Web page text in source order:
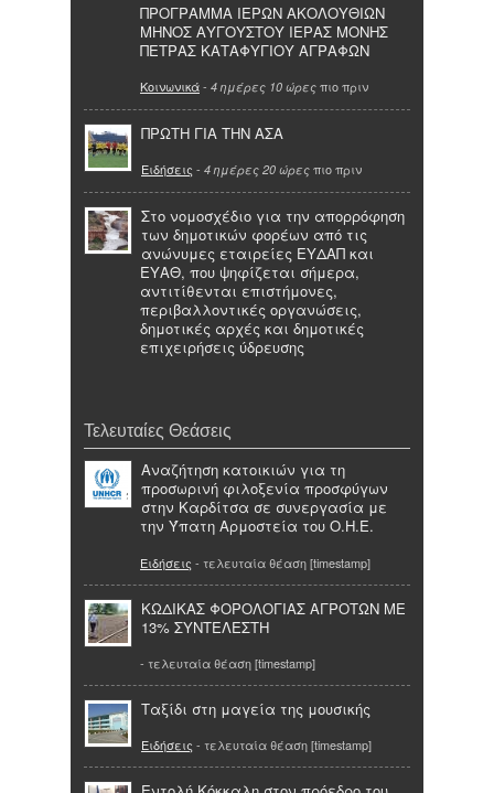
ΠΡΟΓΡΑΜΜΑ ΙΕΡΩΝ ΑΚΟΛΟΥΘΙΩΝ
ΜΗΝΟΣ ΑΥΓΟΥΣΤΟΥ ΙΕΡΑΣ ΜΟΝΗΣ
ΠΕΤΡΑΣ ΚΑΤΑΦΥΓΙΟΥ ΑΓΡΑΦΩΝ
Κοινωνικά- 4 ημέρες 10 ώρες πιο πριν
ΠΡΩΤΗ ΓΙΑ ΤΗΝ ΑΣΑ
Ειδήσεις - 4 ημέρες 20 ώρες πιο πριν
Στο νομοσχέδιο για την απορρόφηση
των δημοτικών φορέων από τις
ανώνυμες εταιρείες ΕΥΔΑΠ και
ΕΥΑΘ, που ψηφίζεται σήμερα,
αντιτίθενται επιστήμονες,
περιβαλλοντικές οργανώσεις,
δημοτικές αρχές και δημοτικές
επιχειρήσεις ύδρευσης
Τελευταίες Θεάσεις
Αναζήτηση κατοικιών για τη
προσωρινή φιλοξενία προσφύγων
στην Καρδίτσα σε συνεργασία με
την Ύπατη Αρμοστεία του Ο.Η.Ε.
Ειδήσεις - τελευταία θέαση [timestamp]
ΚΩΔΙΚΑΣ ΦΟΡΟΛΟΓΙΑΣ ΑΓΡΟΤΩΝ ΜΕ
13% ΣΥΝΤΕΛΕΣΤΗ
- τελευταία θέαση [timestamp]
Ταξίδι στη μαγεία της μουσικής
Ειδήσεις - τελευταία θέαση [timestamp]